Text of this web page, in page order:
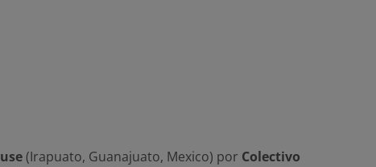
(Irapuato, Guanajuato, Mexico) por Colectivo